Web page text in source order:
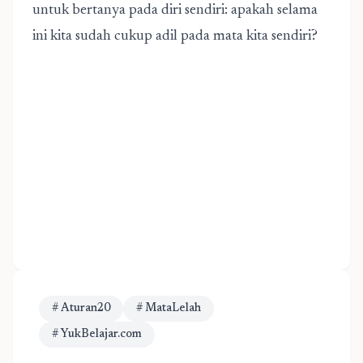
untuk bertanya pada diri sendiri: apakah selama
ini kita sudah cukup adil pada mata kita sendiri?
# Aturan20 # MataLelah
# YukBelajar.com